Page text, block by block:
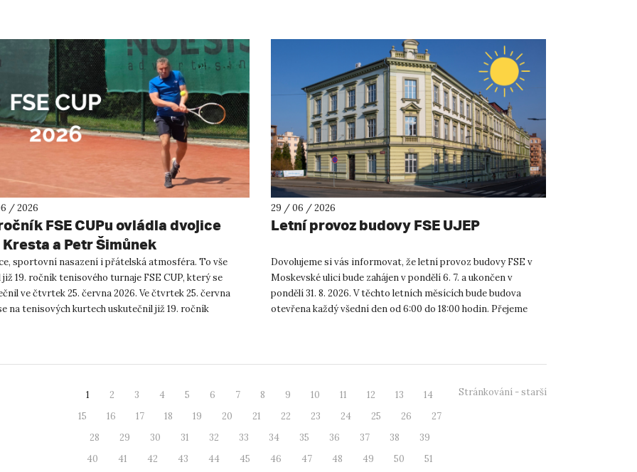
/ 2026
FSE CUPu ovládla dvojice
a Petr Šimůnek
sportovní nasazení i přátelská atmosféra. To vše
již 19. ročník tenisového turnaje FSE CUP, který se
ve čtvrtek 25. června 2026. Ve čtvrtek 25. června
na tenisových kurtech uskutečnil již 19. ročník
29 / 06 / 2026
Letní provoz budovy FSE UJEP
Dovolujeme si vás informovat, že letní provoz budovy FSE v
Moskevské ulici bude zahájen v pondělí 6. 7. a ukončen v
pondělí 31. 8. 2026. V těchto letních měsících bude budova
otevřena každý všední den od 6:00 do 18:00 hodin. Přejeme
1 2 3 4 5 6 7 8 9 10 11 12 13
14
15
16 17 18 19 20 21 22 23 24 25 26
27
28
29 30 31 32 33 34 35 36 37 38
39
40
41 42 43 44 45 46 47 48 49 50
51
Stránkování - starší